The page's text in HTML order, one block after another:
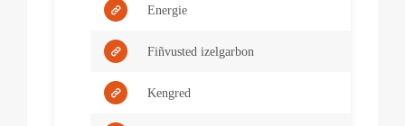
Energie
Fiñvusted izelgarbon
Kengred